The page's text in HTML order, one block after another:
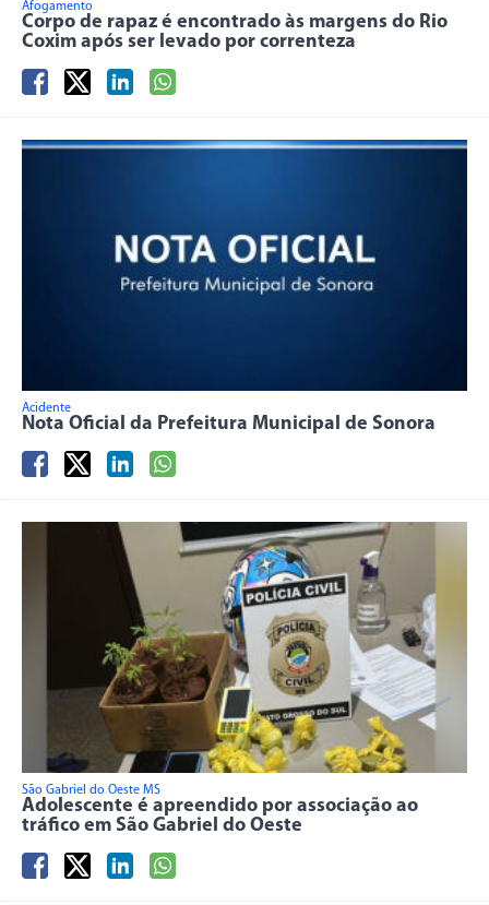
Afogamento
Corpo de rapaz é encontrado às margens do Rio
Coxim após ser levado por correnteza
Acidente
Nota Oficial da Prefeitura Municipal de Sonora
São Gabriel do Oeste MS
Adolescente é apreendido por associação ao
tráfico em São Gabriel do Oeste